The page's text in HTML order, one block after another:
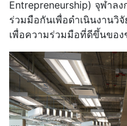
Entrepreneurship) จุฬาล
ร่วมมือกันเพื่อดำเนินงานวิ
เพื่อความร่วมมือที่ดีขึ้นขอ